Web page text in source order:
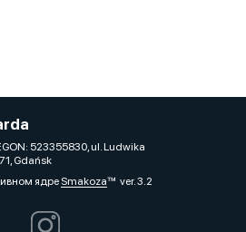
523355830, ul. Ludwika
Gdańsk
ядре Smakozaver. 3.2